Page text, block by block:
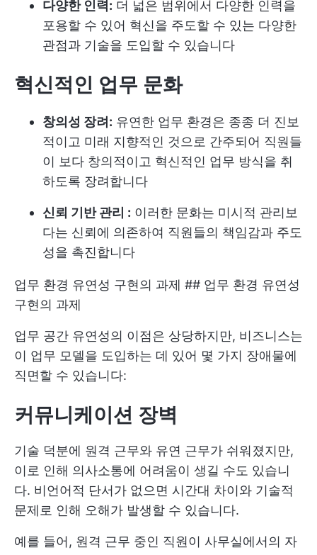
다양한 인력: 더 넓은 범위에서 다양한 인력을
포용할 수 있어 혁신을 주도할 수 있는 다양한
관점과 기술을 도입할 수 있습니다
혁신적인 업무 문화
창의성 장려: 유연한 업무 환경은 종종 더 진보
적이고 미래 지향적인 것으로 간주되어 직원들
이 보다 창의적이고 혁신적인 업무 방식을 취
하도록 장려합니다
신뢰 기반 관리 : 이러한 문화는 미시적 관리보
다는 신뢰에 의존하여 직원들의 책임감과 주도
성을 촉진합니다
업무 환경 유연성 구현의 과제 ## 업무 환경 유연성
구현의 과제
업무 공간 유연성의 이점은 상당하지만, 비즈니스는
이 업무 모델을 도입하는 데 있어 몇 가지 장애물에
직면할 수 있습니다:
커뮤니케이션 장벽
기술 덕분에 원격 근무와 유연 근무가 쉬워졌지만,
이로 인해 의사소통에 어려움이 생길 수도 있습니
다. 비언어적 단서가 없으면 시간대 차이와 기술적
문제로 인해 오해가 발생할 수 있습니다.
예를 들어, 원격 근무 중인 직원이 사무실에서의 자